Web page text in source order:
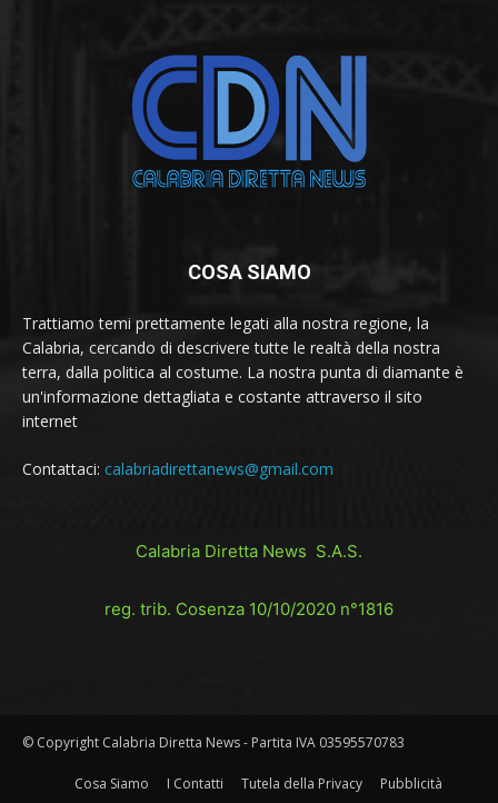
COSA SIAMO
Trattiamo temi prettamente legati alla nostra regione, la
Calabria, cercando di descrivere tutte le realtà della nostra
terra, dalla politica al costume. La nostra punta di diamante è
un'informazione dettagliata e costante attraverso il sito
internet
Contattaci: calabriadirettanews@gmail.com
Calabria Diretta News S.A.S.
reg. trib. Cosenza 10/10/2020 n°1816
© Copyright Calabria Diretta News - Partita IVA 03595570783
Cosa Siamo I Contatti Tutela della Privacy Pubblicità